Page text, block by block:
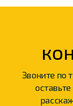
Звоните по